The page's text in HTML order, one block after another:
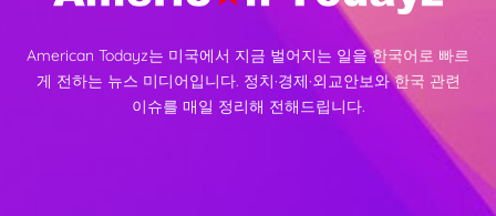
American Todayz는 미국에서 지금 벌어지는 일을 한국어로 빠르
게 전하는 뉴스 미디어입니다. 정치·경제·외교안보와 한국 관련
이슈를 매일 정리해 전해드립니다.